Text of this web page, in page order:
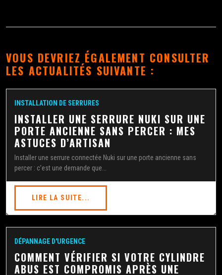
VOUS DEVRIEZ ÉGALEMENT CONSULTER
LES ACTUALITÉS SUIVANTE :
INSTALLATION DE SERRURES
INSTALLER UNE SERRURE NUKI SUR UNE
PORTE ANCIENNE SANS PERCER : MES
ASTUCES D’ARTISAN
Installer une serrure connectée Nuki sur une porte ancienne sans
percer : c’est une demande que...
LIRE LA SUITE...
DÉPANNAGE D'URGENCE
COMMENT VÉRIFIER SI VOTRE CYLINDRE
ABUS EST COMPROMIS APRÈS UNE